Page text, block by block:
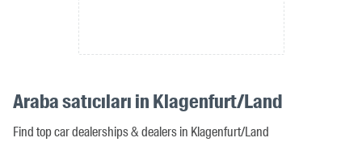
Araba satıcıları in Klagenfurt/Land
Find top car dealerships & dealers in Klagenfurt/Land